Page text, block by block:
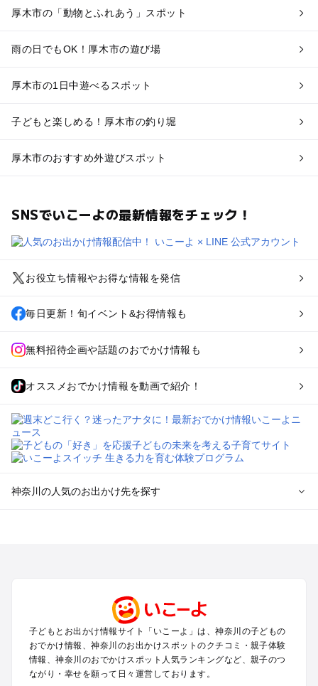
厚木市の「動物とふれあう」スポット
雨の日でもOK！厚木市の遊び場
厚木市の1日中遊べるスポット
子どもと楽しめる！厚木市の釣り堀
厚木市のおすすめ外遊びスポット
SNSでいこーよの最新情報をチェック！
お役立ち情報やお得な情報を発信
毎日更新！旬イベント&お得情報も
無料招待企画や話題のおでかけ情報も
オススメおでかけ情報を動画で紹介！
神奈川の人気のお出かけ先を探す
小田原・熱海・湯河原・真鶴のプールお出かけ
町田・相模原・愛川・上野原のプールお出かけ
新横浜・港北エリア・日吉・青葉台・鶴見のプールお出かけ
川崎のプールお出かけ
海老名・厚木のプールお出かけ
子どもとお出かけ情報サイト「いこーよ」は、神奈川の子どもの
おでかけ情報、神奈川のお出かけスポットのクチコミ・親子体験
情報、神奈川のおでかけスポット人気ランキングなど、親子のつ
ながり・幸せを願って日々運営しております。